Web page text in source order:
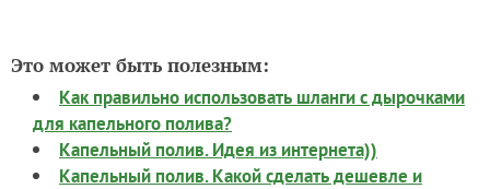
Это может быть полезным:
Как правильно использовать шланги с дырочками
для капельного полива?
Капельный полив. Идея из интернета))
Капельный полив. Какой сделать дешевле и